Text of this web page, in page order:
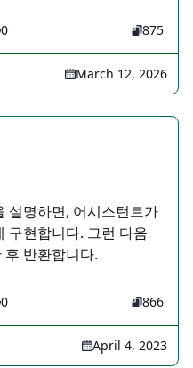
0 875
March 12, 2026
설명하면, 어시스턴트가
구현합니다. 그런 다음
반환합니다.
0 866
April 4, 2023